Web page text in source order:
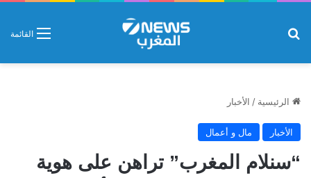
القائمة
الرئيسية / الأخبار
الأخبار مال و أعمال
“سنلام المغرب” تراهن على هوية